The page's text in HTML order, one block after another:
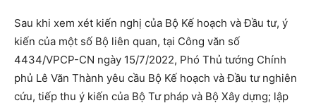
Sau khi xem xét kiến nghị của Bộ Kế hoạch và Đầu tư, ý
kiến của một số Bộ liên quan, tại Công văn số
4434/VPCP-CN ngày 15/7/2022, Phó Thủ tướng Chính
phủ Lê Văn Thành yêu cầu Bộ Kế hoạch và Đầu tư nghiên
cứu, tiếp thu ý kiến của Bộ Tư pháp và Bộ Xây dựng; lập